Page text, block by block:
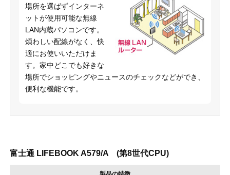
場所を選ばずインターネ
ットが使用可能な無線
LAN内蔵パソコンです。
煩わしい配線がなく、快
適にお使いいただけま
す。家中どこでも好きな
場所でショッピングやニュースのチェックなどができ、
便利な機能です。
富士通 LIFEBOOK A579/A (第8世代CPU)